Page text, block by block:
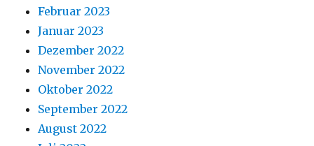
Februar 2023
Januar 2023
Dezember 2022
November 2022
Oktober 2022
September 2022
August 2022